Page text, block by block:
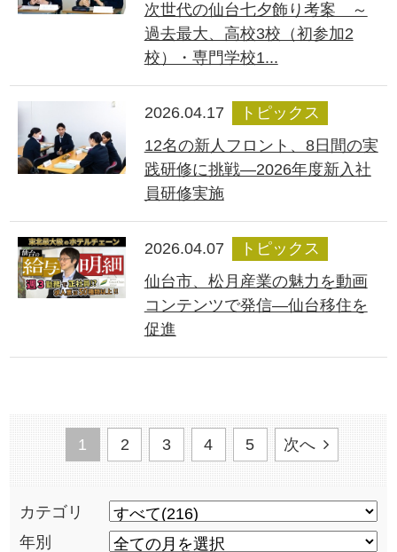
次世代の仙台七夕飾り考案 ～
過去最大、高校3校（初参加2
校）・専門学校1...
2026.04.17
トピックス
12名の新人フロント、8日間の実
践研修に挑戦―2026年度新入社
員研修実施
2026.04.07
トピックス
仙台市、松月産業の魅力を動画
コンテンツで発信―仙台移住を
促進
1 2 3 4 5 次へ
カテゴリ
年別